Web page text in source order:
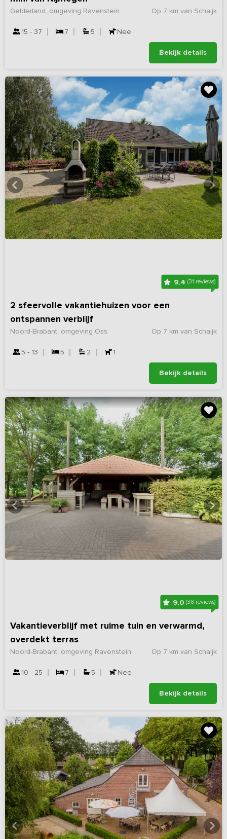
Op 7 km van Schaijk
Gelderland, omgeving Ravenstein
15 - 37 7 5 Nee
Bekijk details
9,4(31 reviews)
2 sfeervolle vakantiehuizen voor een
ontspannen verblijf
Op 7 km van Schaijk
Noord-Brabant, omgeving Oss
5 - 13 5 2 1
Bekijk details
9,0 (38 reviews)
Vakantieverblijf met ruime tuin en verwarmd,
overdekt terras
Op 7 km van Schaijk
Noord-Brabant, omgeving Ravenstein
10 - 25 7 5 Nee
Bekijk details